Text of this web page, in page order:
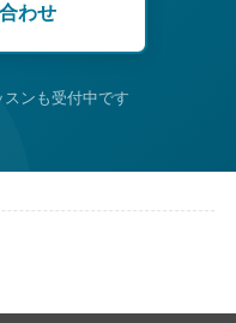
わせ
ンも受付中です